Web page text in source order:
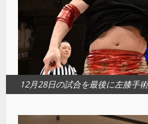
12月28日の試合を最後に左膝手